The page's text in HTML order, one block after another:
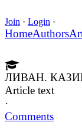
Join · Login ·
HomeAuthors
ЛИВАН.
Article text
·
Comments